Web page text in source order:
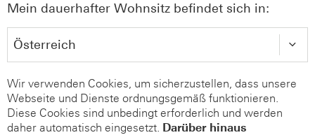
Mein dauerhafter Wohnsitz befindet sich in:
Wir verwenden Cookies, um sicherzustellen, dass unsere
Webseite und Dienste ordnungsgemäß funktionieren.
Diese Cookies sind unbedingt erforderlich und werden
daher automatisch eingesetzt. Darüber hinaus